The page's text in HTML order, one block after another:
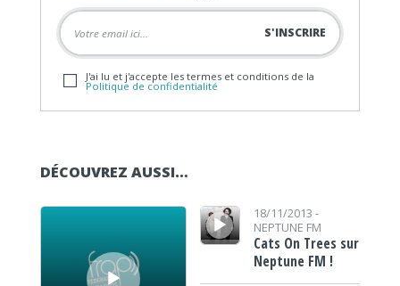
J'ai lu et j'accepte les termes et conditions de la
Politique de confidentialité
DÉCOUVREZ AUSSI…
Lecteur audio
Lecteur audio18/11/2013 -
NEPTUNE FM
Cats On Trees sur
Neptune FM !